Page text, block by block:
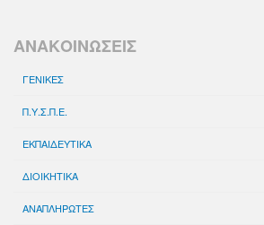
ΑΝΑΚΟΙΝΩΣΕΙΣ
ΓΕΝΙΚΕΣ
Π.Υ.Σ.Π.Ε.
ΕΚΠΑΙΔΕΥΤΙΚΑ
ΔΙΟΙΚΗΤΙΚΑ
ΑΝΑΠΛΗΡΩΤΕΣ